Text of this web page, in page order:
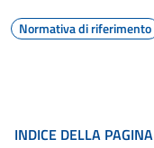
Normativa di riferimento
INDICE DELLA PAGINA